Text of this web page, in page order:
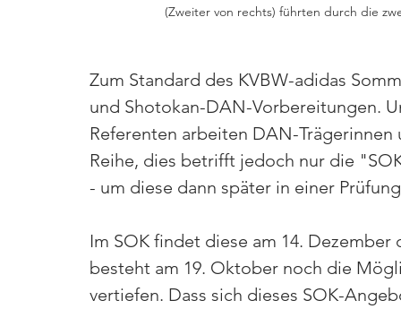
(Zweiter von rechts) führten durch die
Zum Standard des KVBW-adidas
und Shotokan-DAN-Vorbereitungen.
Referenten arbeiten DAN-
Reihe, dies betrifft jedoch nur die
- um diese dann später in einer
Im SOK findet diese am 14.
besteht am 19. Oktober noch die
vertiefen. Dass sich dieses SOK-